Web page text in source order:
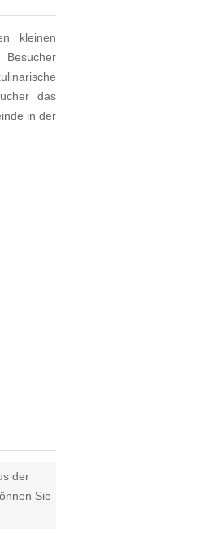
kleinen
das
in der
der
Sie